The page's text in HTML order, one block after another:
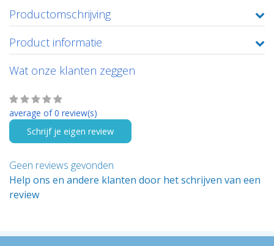
Productomschrijving
Product informatie
Wat onze klanten zeggen
average of 0 review(s)
Schrijf je eigen review
Geen reviews gevonden
Help ons en andere klanten door het schrijven van een
review